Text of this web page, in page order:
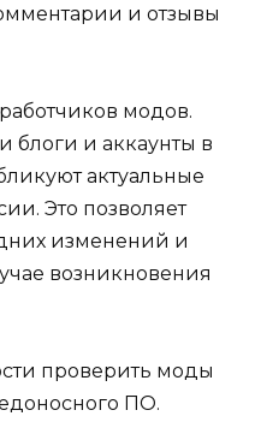
и отзывы
модов.
блоги и аккаунты в
актуальные
Это позволяет
изменений и
возникновения
проверить моды
ПО.